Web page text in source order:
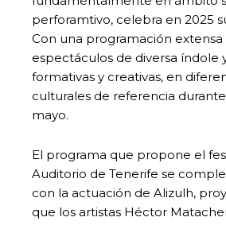
perforamtivo, celebra en 2025
Con una programación
espectáculos de diversa índole
formativas y creativas, en
culturales de referencia
mayo.
El programa que propone el
Auditorio de Tenerife se
con la actuación de Alizulh,
que los artistas Héctor